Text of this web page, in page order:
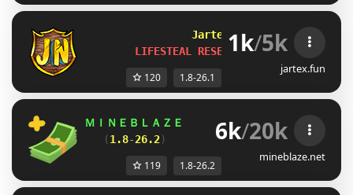
Jartex Network
LIFESTEAL RESET: 22h, 18m
1k/5k
jartex.fun
120 1.8-26.1
ＭＩＮＥＢＬＡＺＥ // 「 Взломай
(1.8-26.2) // забирай
6k/20k
mineblaze.net
119 1.8-26.2